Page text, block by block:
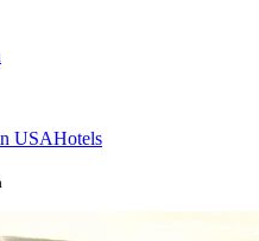
USAHotels